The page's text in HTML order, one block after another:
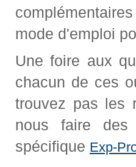
mode d'emploi
Une foire aux
chacun de ces
trouvez pas les
nous faire des
spécifique Exp-